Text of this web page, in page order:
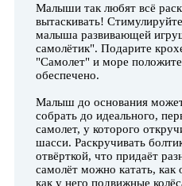
Малыши так любят всё
вытаскивать!
малыша развивающей
самолётик". Подарите
"Самолет" и море
обеспечено.
Малыш до основания
собрать до идеального,
самолет, у которого
шасси. Раскручивать
отвёрткой, что придаёт
самолёт можно катать,
как у него подвижные